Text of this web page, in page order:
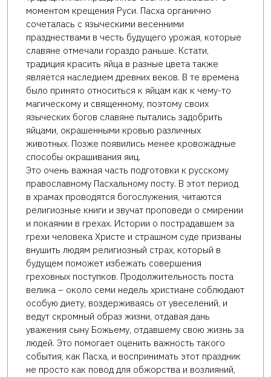
моментом крещения Руси. Пасха органично
сочеталась с языческими весенними
празднествами в честь будущего урожая, которые
славяне отмечали гораздо раньше. Кстати,
традиция красить яйца в разные цвета также
является наследием древних веков. В те времена
было принято относиться к яйцам как к чему-то
магическому и священному, поэтому своих
языческих богов славяне пытались задобрить
яйцами, окрашенными кровью различных
животных. Позже появились менее кровожадные
способы окрашивания яиц.
Это очень важная часть подготовки к русскому
православному Пасхальному посту. В этот период
в храмах проводятся богослужения, читаются
религиозные книги и звучат проповеди о смирении
и покаянии в грехах. Истории о пострадавшем за
грехи человека Христе и страшном суде призваны
внушить людям религиозный страх, который в
будущем поможет избежать совершения
греховных поступков. Продолжительность поста
велика – около семи недель христиане соблюдают
особую диету, воздерживаясь от увеселений, и
ведут скромный образ жизни, отдавая дань
уважения сыну Божьему, отдавшему свою жизнь за
людей. Это помогает оценить важность такого
события, как Пасха, и воспринимать этот праздник
не просто как повод для обжорства и возлияний,